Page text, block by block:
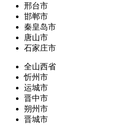
邢台市
邯郸市
秦皇岛市
唐山市
石家庄市
全山西省
忻州市
运城市
晋中市
朔州市
晋城市